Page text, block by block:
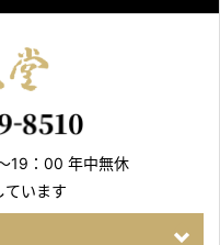
19：00 年中無休
ています